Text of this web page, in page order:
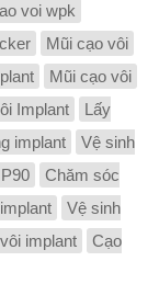
voi wpk
Mũi cạo vôi
Mũi cạo vôi
Implant
Lấy
implant
Vệ sinh
Chăm sóc
Vệ sinh
implant
Cạo